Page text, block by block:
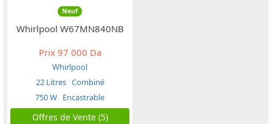
Neuf
Whirlpool W67MN840NB
Prix97 000 Da
Whirlpool
22 Litres Combiné
750 W Encastrable
Offres de Vente (5)